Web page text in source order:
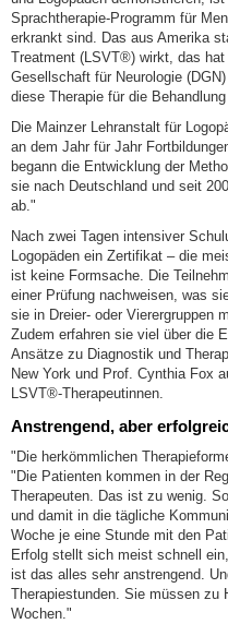
Sprachtherapie-Programm für
erkrankt sind. Das aus Amerika
Treatment (LSVT®) wirkt, das
Gesellschaft für Neurologie
diese Therapie für die
Die Mainzer Lehranstalt für
an dem Jahr für Jahr
begann die Entwicklung der
sie nach Deutschland und seit
ab."
Nach zwei Tagen intensiver
Logopäden ein Zertifikat – die
ist keine Formsache. Die
einer Prüfung nachweisen, was
sie in Dreier- oder Vierergruppen
Zudem erfahren sie viel über die
Ansätze zu Diagnostik und
New York und Prof. Cynthia Fox
LSVT®-Therapeutinnen.
Anstrengend, aber
"Die herkömmlichen
"Die Patienten kommen in der
Therapeuten. Das ist zu wenig.
und damit in die tägliche
Woche je eine Stunde mit den
Erfolg stellt sich meist schnell
ist das alles sehr anstrengend.
Therapiestunden. Sie müssen zu
Wochen."